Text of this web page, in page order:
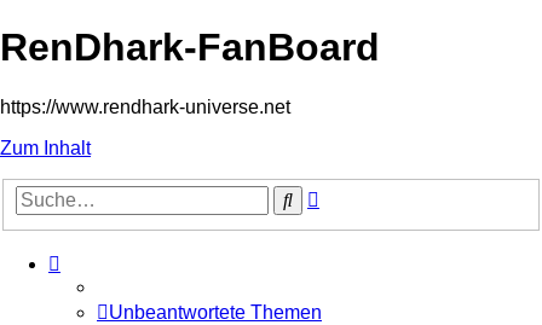
RenDhark-FanBoard
https://www.rendhark-universe.net
Zum Inhalt
Suche
Unbeantwortete Themen